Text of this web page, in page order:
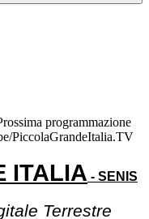
programmazione
PiccolaGrandeItalia.TV
ITALIA - SENIS
Terrestre